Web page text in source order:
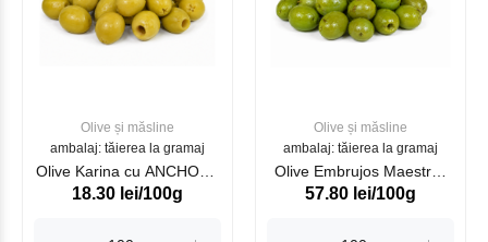
Olive și măsline
ambalaj: tăierea la gramaj
Olive Karina cu ANCHOUS
1500g/700g
18.30 lei/100g
Olive și măsline
ambalaj: tăierea la gramaj
Olive Embrujos Maestros
Aceituneros RO4250 Brut
57.80 lei/100g